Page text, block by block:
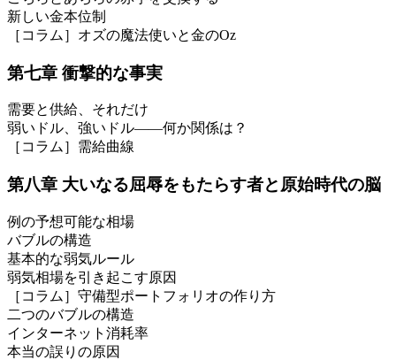
新しい金本位制
［コラム］オズの魔法使いと金のOz
第七章 衝撃的な事実
需要と供給、それだけ
弱いドル、強いドル――何か関係は？
［コラム］需給曲線
第八章 大いなる屈辱をもたらす者と原始時代の脳
例の予想可能な相場
バブルの構造
基本的な弱気ルール
弱気相場を引き起こす原因
［コラム］守備型ポートフォリオの作り方
二つのバブルの構造
インターネット消耗率
本当の誤りの原因